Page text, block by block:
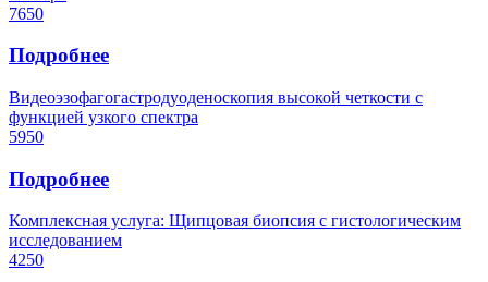
7650
Подробнее
Видеоэзофагогастродуоденоскопия высокой четкости с
функцией узкого спектра
5950
Подробнее
Комплексная услуга: Щипцовая биопсия с гистологическим
исследованием
4250